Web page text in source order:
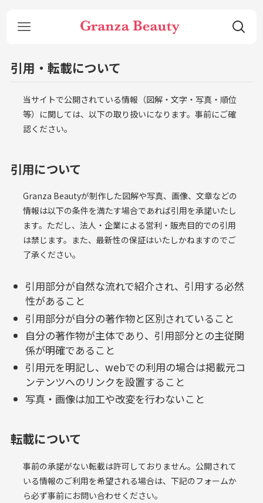
引用・転載について
当サイトで公開されている情報（図解・文字・写真・順位
等）に関しては、以下の取り扱いになります。事前にご確
認ください。
引用について
Granza Beautyが制作した図解や写真、画像、文章などの
情報は以下の条件を満たす場合であれば引用を承諾いたし
ます。ただし、法人・企業による営利・販売目的での引用
は禁じます。また、最新性の保証はいたしかねますのでご
了承ください。
引用部分が自然な流れで紹介され、引用する必然
性があること
引用部分が自分の著作物と区別されていること
自分の著作物が主体であり、引用部分との主従関
係が明確であること
引用元を明記し、webでの利用の場合は掲載元コ
ンテンツへのリンクを設置すること
写真・画像は加工や改変を行わないこと
転載について
事前の承諾がない転載は許可しておりません。公開されて
いる情報のご利用を希望される場合は、下記のフォームか
ら必ず事前にお問い合わせください。